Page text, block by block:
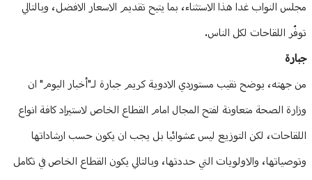
مجلس النواب غدا هذا الاستثناء، بما يتيح تقديم الاسعار الافضل، وبالتالي
توفّر اللقاحات لكل الناس.
جبارة
من جهته، يوضح نقيب مستوردي الادوية كريم جبارة لـ"أخبار اليوم" ان
وزارة الصحة متعاونة لفتح المجال امام القطاع الخاص لاستيراد كافة انواع
اللقاحات، لكن التوزيع ليس عشوائيا بل يجب ان يكون حسب ارشاداتها
وتوصياتها، والاولويات التي حددتها، وبالتالي يكون القطاع الخاص في تكامل